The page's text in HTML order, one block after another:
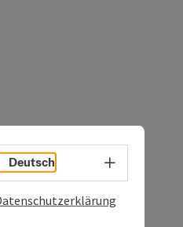
Deutsch Sprachwahl